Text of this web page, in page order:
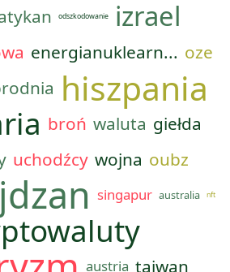
odszkodowanie izrael
energianuklearn... oze
hiszpania
broń waluta giełda
uchodźcy wojna oubz
singapur australia nft
austria tajwan